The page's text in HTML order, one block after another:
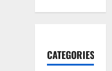
CATEGORIES